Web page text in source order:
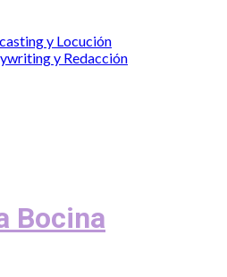
y Locución
y Redacción
Bocina